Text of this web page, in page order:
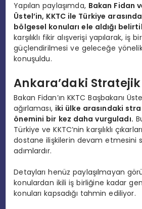
Yapılan paylaşımda, Bakan Fidan
Üstel’in, KKTC ile Türkiye
bölgesel konuları ele aldığı
karşılıklı fikir alışverişi yapılarak, iş
güçlendirilmesi ve geleceğe
konuşuldu.
Ankara’daki
Bakan Fidan’ın KKTC Başbakanı
ağırlaması, iki ülke arasındaki
önemini bir kez daha vurguladı.
Türkiye ve KKTC’nin karşılıklı
dostane ilişkilerin devam etmesini
adımlardır.
Detayları henüz paylaşılmayan
konulardan ikili iş birliğine kadar
konuları kapsadığı tahmin ediliyor.